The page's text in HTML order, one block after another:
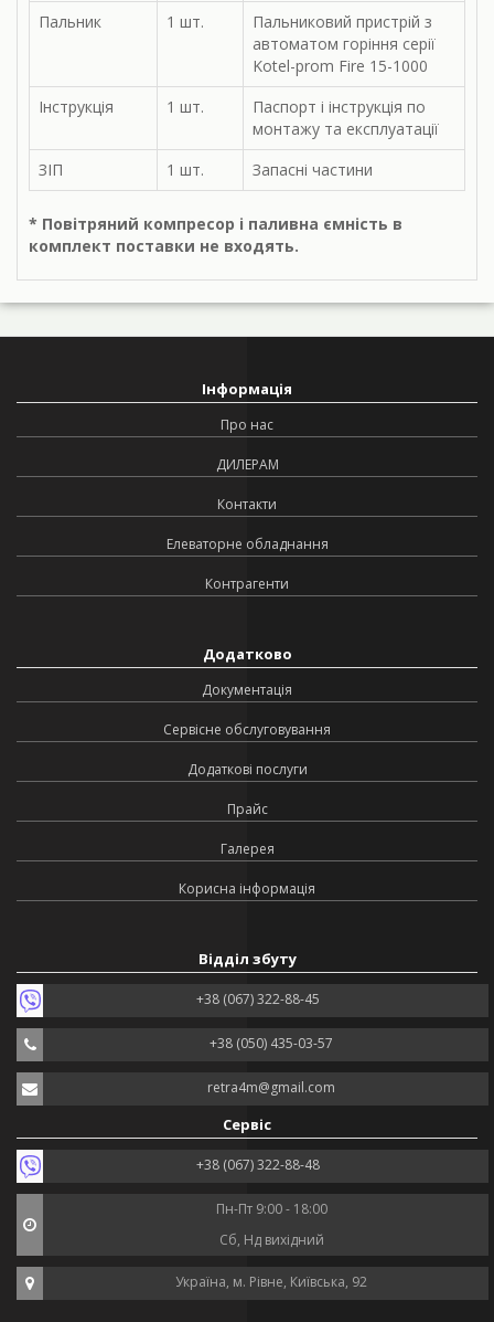
Пальник
1 шт.
Пальниковий пристрій з
автоматом горіння серії
Kotel-prom Fire 15-1000
Інструкція
1 шт.
Паспорт і інструкція по
монтажу та експлуатації
ЗІП
1 шт. Запасні частини
* Повітряний компресор і паливна ємність в
комплект поставки не входять.
Інформація
Про нас
ДИЛЕРАМ
Контакти
Елеваторне обладнання
Контрагенти
Додатково
Документація
Сервісне обслуговування
Додаткові послуги
Прайс
Галерея
Корисна інформація
Відділ збуту
+38 (067) 322-88-45
+38 (050) 435-03-57
retra4m@gmail.com
Сервіс
+38 (067) 322-88-48
Пн-Пт 9:00 - 18:00
Сб, Нд вихідний
Україна, м. Рівне, Київська, 92